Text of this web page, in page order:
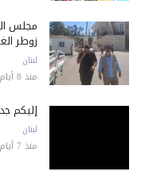
مجلس
زوطر
لبنان
منذ 8 أيام
إليكم
لبنان
منذ 7 أيام